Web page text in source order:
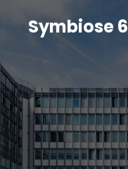
Symbiose 6